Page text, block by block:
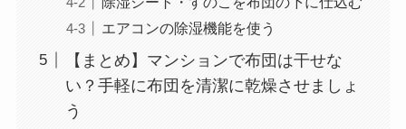
エアコンの除湿機能を使う
【まとめ】マンションで布団は干せな
い？手軽に布団を清潔に乾燥させましょ
う